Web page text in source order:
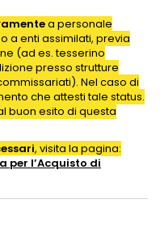
a personale
a enti assimilati, previa
(ad es. tesserino
presso strutture
Nel caso di
che attesti tale status.
buon esito di questa
, visita la pagina:
per l’Acquisto di